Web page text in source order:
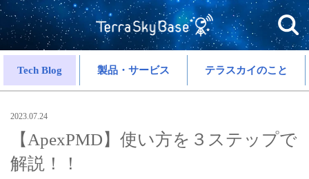
Tech Blog 製品・サービス テラスカイのこと
2023.07.24
【ApexPMD】使い方を３ステップで
解説！！